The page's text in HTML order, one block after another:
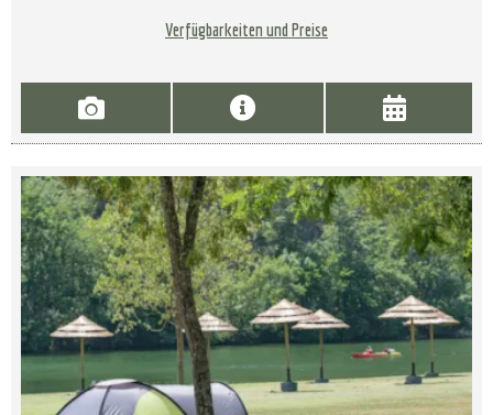
Verfügbarkeiten und Preise